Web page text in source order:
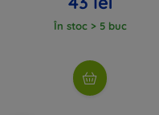
În stoc > 5 buc